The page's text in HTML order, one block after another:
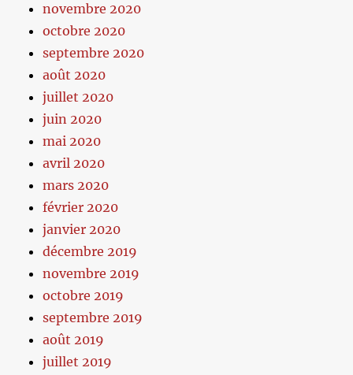
novembre 2020
octobre 2020
septembre 2020
août 2020
juillet 2020
juin 2020
mai 2020
avril 2020
mars 2020
février 2020
janvier 2020
décembre 2019
novembre 2019
octobre 2019
septembre 2019
août 2019
juillet 2019